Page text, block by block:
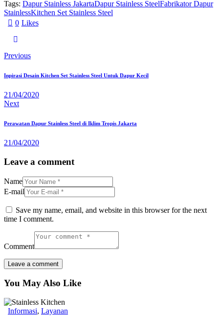
Tags: Dapur Stainless JakartaDapur Stainless SteelFabrikator Dapur
StainlessKitchen Set Stainless Steel
0 Likes
Previous
Inpirasi Desain Kitchen Set Stainless Steel Untuk Dapur Kecil
21/04/2020
Next
Perawatan Dapur Stainless Steel di Iklim Tropis Jakarta
21/04/2020
Leave a comment
Name
E-mail
Save my name, email, and website in this browser for the next
time I comment.
Comment
You May Also Like
Informasi, Layanan